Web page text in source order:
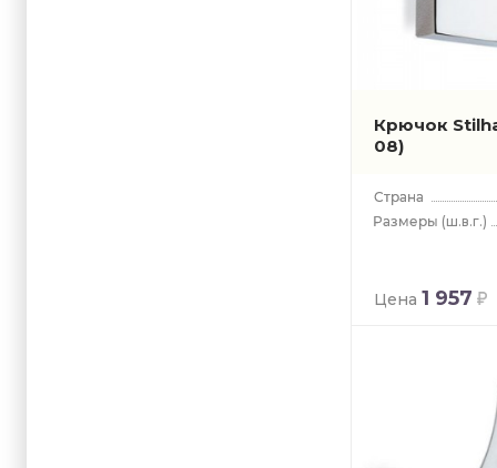
Крючок
08)
(ш.в.г.)
Цена 1 957